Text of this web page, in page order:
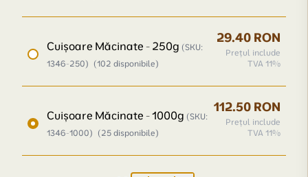
Cuișoare Măcinate - 250g (SKU:
1346-250) (102 disponibile)
29.40 RON
Prețul include
TVA 11%
Cuișoare Măcinate - 1000g (SKU:
1346-1000) (25 disponibile)
112.50 RON
Prețul include
TVA 11%